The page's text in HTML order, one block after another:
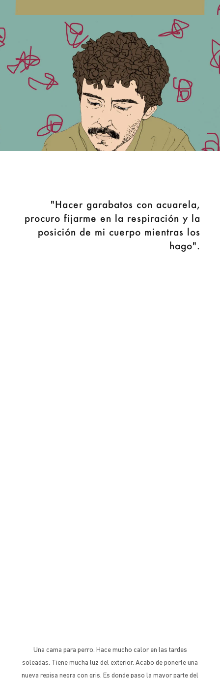
"Hacer garabatos con acuarela,
procuro fijarme en la respiración y la
posición de mi cuerpo mientras los
hago".
Una cama para perro. Hace mucho calor en las tardes
soleadas. Tiene mucha luz del exterior. Acabo de ponerle una
nueva repisa negra con gris. Es donde paso la mayor parte del